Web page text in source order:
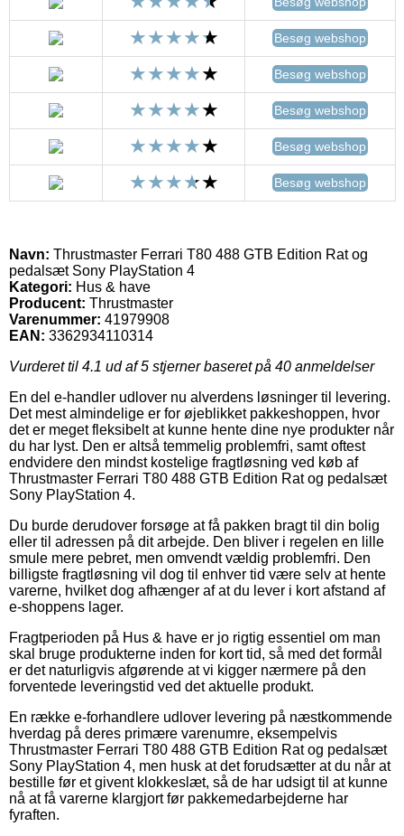
Besøg webshop
Besøg webshop
Besøg webshop
Besøg webshop
Besøg webshop
Navn: Thrustmaster Ferrari T80 488 GTB Edition Rat og
pedalsæt Sony PlayStation 4
Kategori: Hus & have
Producent: Thrustmaster
Varenummer: 41979908
EAN: 3362934110314
Vurderet til 4.1 ud af 5 stjerner baseret på 40 anmeldelser
En del e-handler udlover nu alverdens løsninger til levering.
Det mest almindelige er for øjeblikket pakkeshoppen, hvor
det er meget fleksibelt at kunne hente dine nye produkter når
du har lyst. Den er altså temmelig problemfri, samt oftest
endvidere den mindst kostelige fragtløsning ved køb af
Thrustmaster Ferrari T80 488 GTB Edition Rat og pedalsæt
Sony PlayStation 4.
Du burde derudover forsøge at få pakken bragt til din bolig
eller til adressen på dit arbejde. Den bliver i regelen en lille
smule mere pebret, men omvendt vældig problemfri. Den
billigste fragtløsning vil dog til enhver tid være selv at hente
varerne, hvilket dog afhænger af at du lever i kort afstand af
e-shoppens lager.
Fragtperioden på Hus & have er jo rigtig essentiel om man
skal bruge produkterne inden for kort tid, så med det formål
er det naturligvis afgørende at vi kigger nærmere på den
forventede leveringstid ved det aktuelle produkt.
En række e-forhandlere udlover levering på næstkommende
hverdag på deres primære varenumre, eksempelvis
Thrustmaster Ferrari T80 488 GTB Edition Rat og pedalsæt
Sony PlayStation 4, men husk at det forudsætter at du når at
bestille før et givent klokkeslæt, så de har udsigt til at kunne
nå at få varerne klargjort før pakkemedarbejderne har
fyraften.